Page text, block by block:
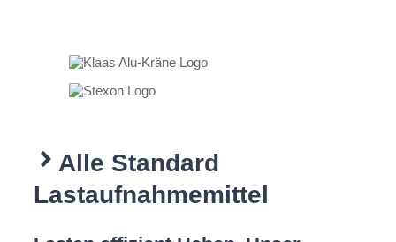
Alle Standard
Lastaufnahmemittel